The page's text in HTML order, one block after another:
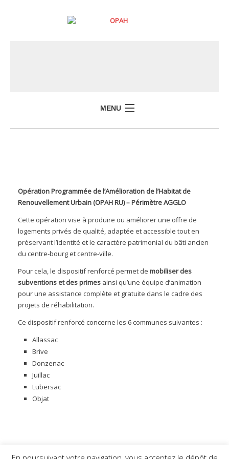
MENU
Opération Programmée de l’Amélioration de l’Habitat de
Renouvellement Urbain (OPAH RU) – Périmètre AGGLO
Cette opération vise à produire ou améliorer une offre de
logements privés de qualité, adaptée et accessible tout en
préservant l’identité et le caractère patrimonial du bâti ancien
du centre-bourg et centre-ville.
Pour cela, le dispositif renforcé permet de mobiliser des
subventions et des primesainsi qu’une équipe d’animation
pour une assistance complète et gratuite dans le cadre des
projets de réhabilitation.
Ce dispositif renforcé concerne les 6 communes suivantes :
Allassac
Brive
Donzenac
Juillac
Lubersac
Objat